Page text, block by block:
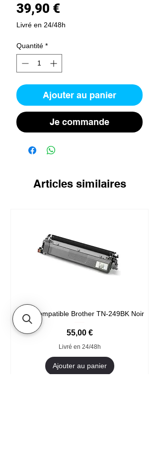
39,90 €
Livré en 24/48h
Quantité *
Ajouter au panier
Je commande
Articles similaires
Toner compatible Brother TN-249BK Noir
Prix
55,00 €
Livré en 24/48h
Ajouter au panier